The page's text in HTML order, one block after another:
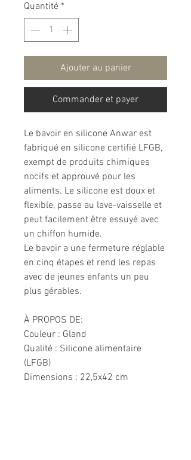
Quantité *
Ajouter au panier
Commander et payer
Le bavoir en silicone Anwar est
fabriqué en silicone certifié LFGB,
exempt de produits chimiques
nocifs et approuvé pour les
aliments. Le silicone est doux et
flexible, passe au lave-vaisselle et
peut facilement être essuyé avec
un chiffon humide.
Le bavoir a une fermeture réglable
en cinq étapes et rend les repas
avec de jeunes enfants un peu
plus gérables.
À PROPOS DE:
Couleur : Gland
Qualité : Silicone alimentaire
(LFGB)
Dimensions : 22,5x42 cm